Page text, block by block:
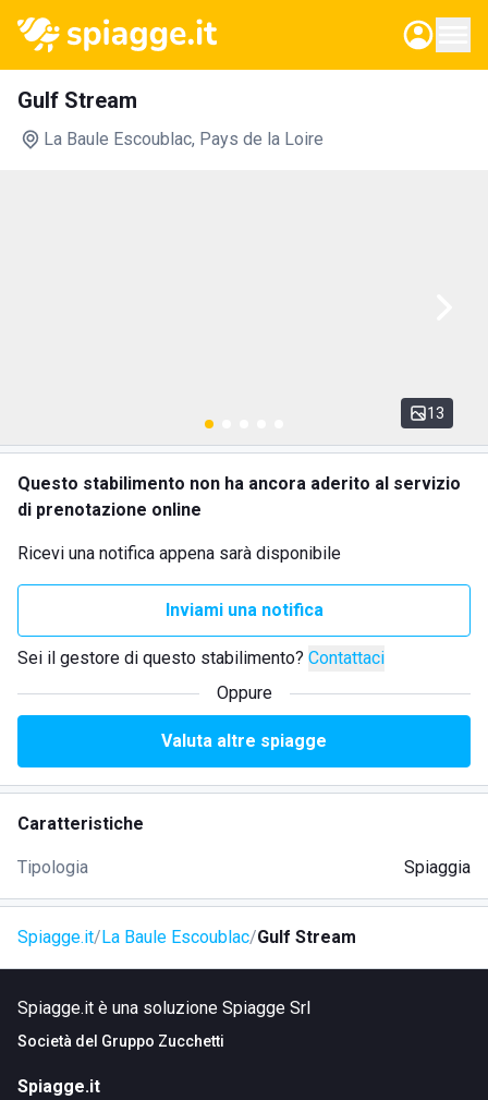
Gulf Stream
La Baule Escoublac, Pays de la Loire
13
Questo stabilimento non ha ancora aderito al servizio
di prenotazione online
Ricevi una notifica appena sarà disponibile
Inviami una notifica
Sei il gestore di questo stabilimento? Contattaci
Oppure
Valuta altre spiagge
Caratteristiche
Tipologia Spiaggia
Spiagge.it La Baule Escoublac Gulf Stream
Spiagge.it è una soluzione Spiagge Srl
Società del Gruppo Zucchetti
Spiagge.it